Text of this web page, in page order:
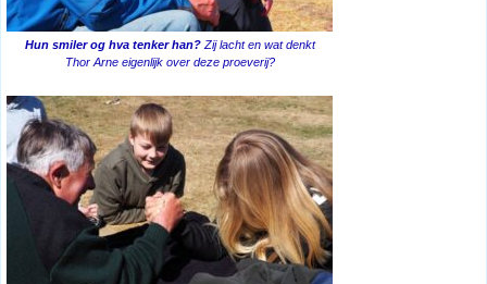
Hun smiler og hva tenker han? Zij lacht en wat denkt
Thor Arne eigenlijk over deze proeverij?